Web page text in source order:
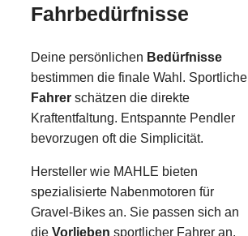
Fahrbedürfnisse
Deine persönlichen Bedürfnisse
bestimmen die finale Wahl. Sportliche
Fahrer schätzen die direkte
Kraftentfaltung. Entspannte Pendler
bevorzugen oft die Simplicität.
Hersteller wie MAHLE bieten
spezialisierte Nabenmotoren für
Gravel-Bikes an. Sie passen sich an
die Vorlieben sportlicher Fahrer an.